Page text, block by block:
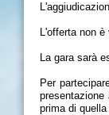
L'offerta non
La gara sarà
Per
prima di